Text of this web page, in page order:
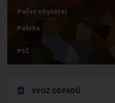
Počet obyvatel
Poloha
PSČ
SVOZ ODPADŮ